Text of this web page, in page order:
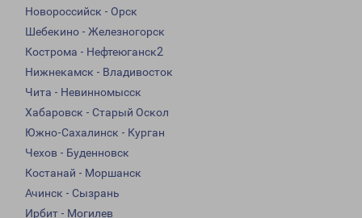
Новороссийск - Орск
Шебекино - Железногорск
Кострома - Нефтеюганск2
Нижнекамск - Владивосток
Чита - Невинномысск
Хабаровск - Старый Оскол
Южно-Сахалинск - Курган
Чехов - Буденновск
Костанай - Моршанск
Ачинск - Сызрань
Ирбит - Могилев